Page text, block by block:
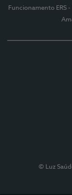
Funcionamento ERS -
© Luz